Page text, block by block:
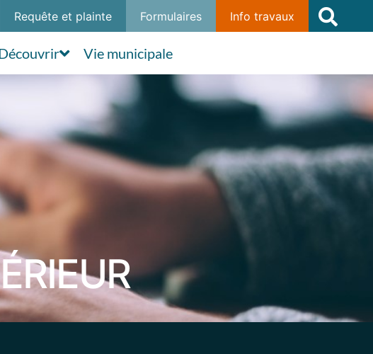
Requête et plainte Formulaires Info travaux
Vie municipale